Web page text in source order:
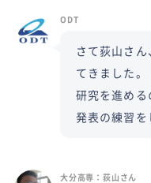
ODT
さて荻山さ
てきました。
研究を進める
発表の練習を
大分高専：荻山さん